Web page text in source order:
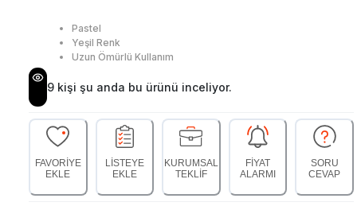
Pastel
Yeşil Renk
Uzun Ömürlü Kullanım
9 kişi şu anda bu ürünü inceliyor.
FAVORİYE
EKLE
LİSTEYE
EKLE
KURUMSAL
TEKLİF
FİYAT
ALARMI
SORU
CEVAP